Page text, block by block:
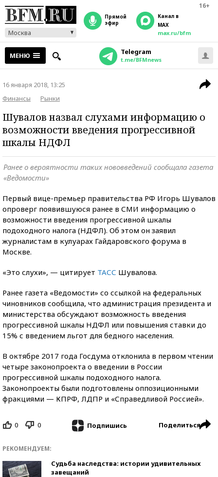
16+
Москва
прямой
эфир
Канал в
MAX
max.ru/bfm
МЕНЮ Telegram
t.me/BFMnews
16 января 2018, 13:25
Финансы
Рынки
Шувалов назвал слухами информацию о
возможности введения прогрессивной
шкалы НДФЛ
Ранее о вероятности таких нововведений сообщала газета
«Ведомости»
Первый вице-премьер правительства РФ Игорь Шувалов
опроверг появившуюся ранее в СМИ информацию о
возможности введения прогрессивной шкалы
подоходного налога (НДФЛ). Об этом он заявил
журналистам в кулуарах Гайдаровского форума в
Москве.
«Это слухи», — цитирует ТАСС Шувалова.
Ранее газета «Ведомости» со ссылкой на федеральных
чиновников сообщила, что администрация президента и
министерства обсуждают возможность введения
прогрессивной шкалы НДФЛ или повышения ставки до
15% с введением льгот для бедного населения.
В октябре 2017 года Госдума отклонила в первом чтении
четыре законопроекта о введении в России
прогрессивной шкалы подоходного налога.
Законопроекты были подготовлены оппозиционными
фракциями — КПРФ, ЛДПР и «Справедливой Россией».
0 0 Подпишись Поделиться
РЕКОМЕНДУЕМ:
Судьба наследства: истории удивительных
завещаний